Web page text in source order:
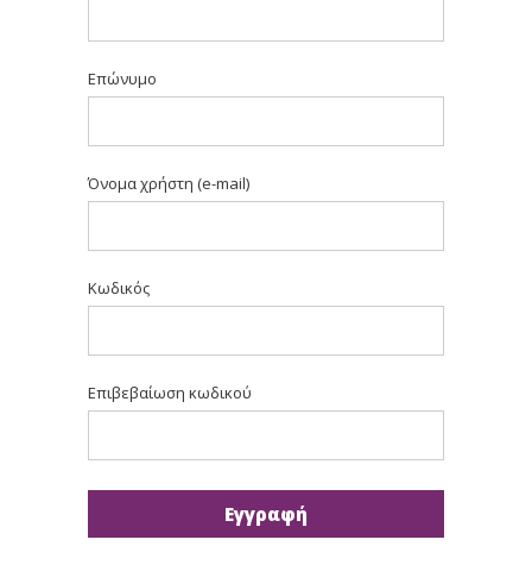
Επώνυμο
Όνομα χρήστη (e-mail)
Κωδικός
Επιβεβαίωση κωδικού